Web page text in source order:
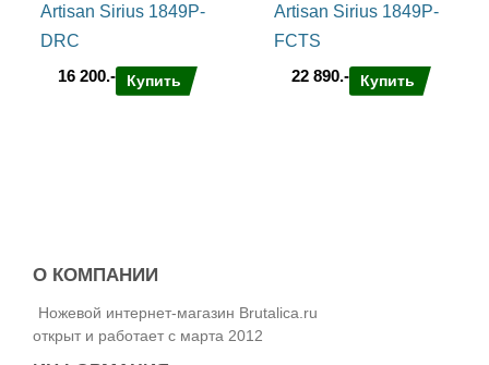
Artisan Sirius 1849P-
DRC
16 200.-
Купить
Artisan Sirius 1849P-
FCTS
22 890.-
Купить
О КОМПАНИИ
Ножевой интернет-магазин Brutalica.ru
открыт и работает с марта 2012